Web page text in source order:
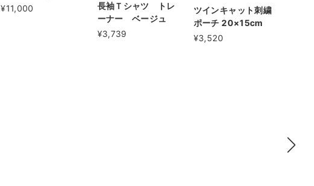
¥11,000
長袖Ｔシャツ トレ
ーナー ベージュ
¥3,739
ツインキャット刺繍
ポーチ 20×15cm
¥3,520